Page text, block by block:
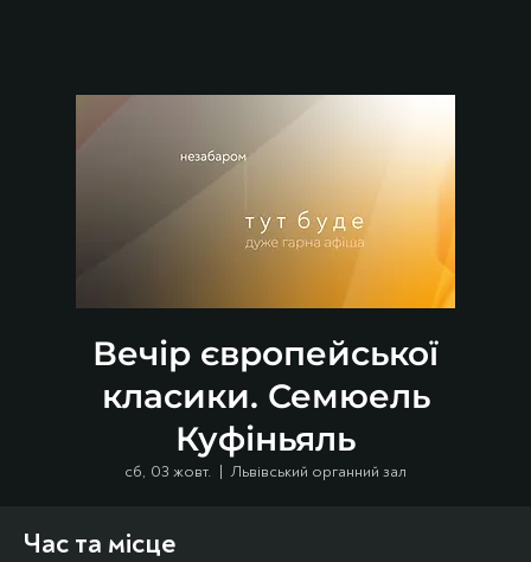
Вечір європейської
класики. Семюель
Куфіньяль
сб, 03 жовт.
  |
Львівський органний зал
Час та місце